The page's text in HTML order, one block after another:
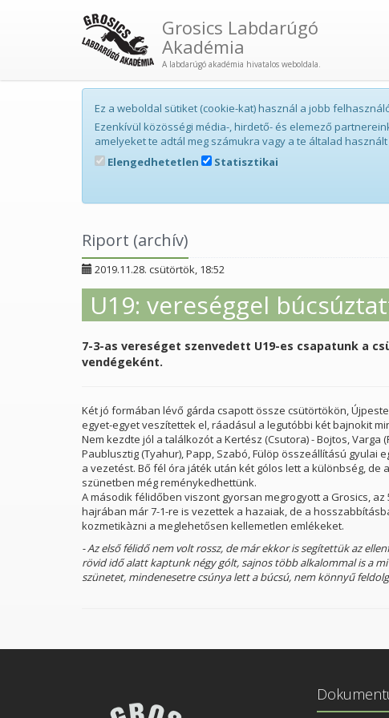
Grosics Labdarúgó
Akadémia
A labdarúgó akadémia hivatalos weboldala.
Ez a weboldal sütiket (cookie-kat) használ a jobb
Ezenkívül közösségi média-, hirdető- és elemező
amelyeket te adtál meg számukra vagy a te általad
Elengedhetetlen
Statisztikai
Riport (archív)
2019.11.28. csütörtök, 18:52
U19: vereséggel
7-3-as vereséget szenvedett U19-es csapatunk a
vendégeként.
Két jó formában lévő gárda csapott össze csütörtökön,
egyet-egyet veszítettek el, ráadásul a legutóbbi két bajnokit
Nem kezdte jól a találkozót a Kertész (Csutora) - Bojtos, Varga
Paublusztig (Tyahur), Papp, Szabó, Fülöp összeállítású
a vezetést. Bő fél óra játék után két gólos lett a különbség, de
szünetben még reménykedhettünk.
A második félidőben viszont gyorsan megrogyott a Grosics,
hajrában már 7-1-re is vezettek a hazaiak, de a
kozmetikàzni a meglehetősen kellemetlen emlékeket.
- Az első félidő nem volt rossz, de már ekkor is segítettük az
rövid idő alatt kaptunk négy gólt, sajnos több alkalommal is a
szünetet, mindenesetre csúnya lett a búcsú, nem könnyű
Göndöcs Benedek Középiskola Szakiskola és